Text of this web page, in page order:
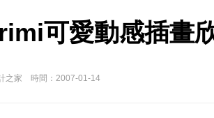
可愛動感插畫
之家 時間：2007-01-14